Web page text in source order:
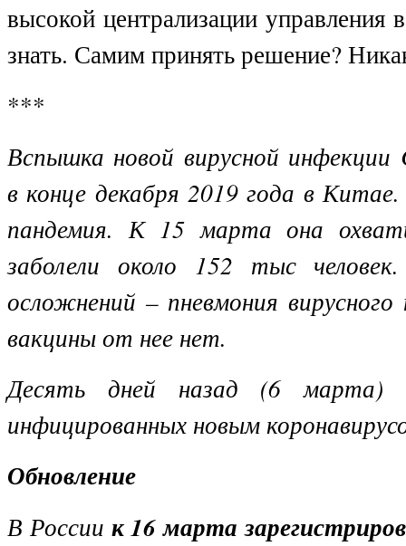
высокой централизации управления
знать. Самим принять решение?
***
Вспышка новой вирусной инфекции
в конце декабря 2019 года в
пандемия. К 15 марта она
заболели около 152 тыс
осложнений – пневмония
вакцины от нее нет.
Десять дней назад (6
инфицированных новым
Обновление
В России к 16 марта